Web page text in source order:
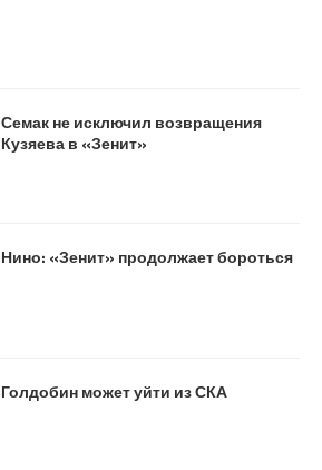
Семак не исключил возвращения
Кузяева в «Зенит»
Нино: «Зенит» продолжает бороться
Голдобин может уйти из СКА